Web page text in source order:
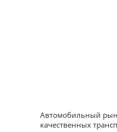
Автомобильный
качественных